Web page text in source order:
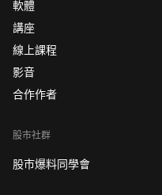
軟體
講座
線上課程
影音
合作作者
股市社群
股市爆料同學會